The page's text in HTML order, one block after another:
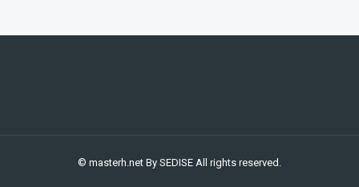
© masterh.net By SEDISE All rights reserved.